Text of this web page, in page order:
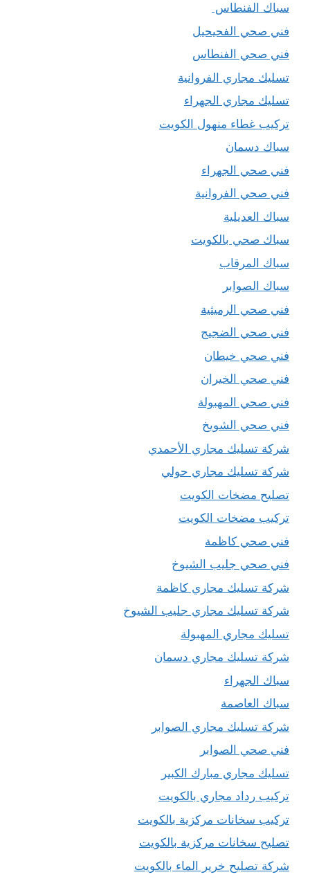
سباك الفنطاس
فني صحي الفحيحيل
فني صحي الفنطاس
تسليك مجاري الفروانية
تسليك مجاري الجهراء
تركيب غطاء منهول الكويت
سباك دسمان
فني صحي الجهراء
فني صحي الفروانية
سباك العديلية
سباك صحي بالكويت
سباك المرقاب
سباك الصوابر
فني صحي الرميثية
فني صحي الضجيج
فني صحي خيطان
فني صحي الخيران
فني صحي المهبولة
فني صحي الشويخ
شركة تسليك مجاري الأحمدي
شركة تسليك مجاري حولي
تصليح مضخات الكويت
تركيب مضخات الكويت
فني صحي كاظمة
فني صحي جليب الشيوخ
شركة تسليك مجاري كاظمة
شركة تسليك مجاري جليب الشيوخ
تسليك مجاري المهبولة
شركة تسليك مجاري دسمان
سباك الجهراء
سباك العاصمة
شركة تسليك مجاري الصوابر
فني صحي الصوابر
تسليك مجاري مبارك الكبير
تركيب رداد مجاري بالكويت
تركيب سخانات مركزية بالكويت
تصليح سخانات مركزية بالكويت
شركة تصليح خرير الماء بالكويت